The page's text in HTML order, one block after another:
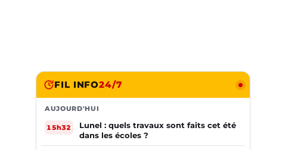
FIL INFO24/7
AUJOURD'HUI
15h32
Lunel : quels travaux sont faits cet été
dans les écoles ?